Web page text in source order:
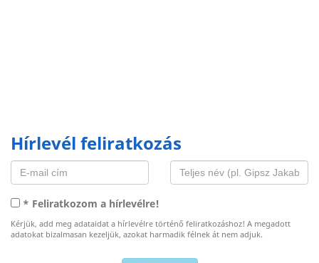
Hírlevél feliratkozás
* Feliratkozom a hírlevélre!
Kérjük, add meg adataidat a hírlevélre történő feliratkozáshoz! A megadott
adatokat bizalmasan kezeljük, azokat harmadik félnek át nem adjuk.